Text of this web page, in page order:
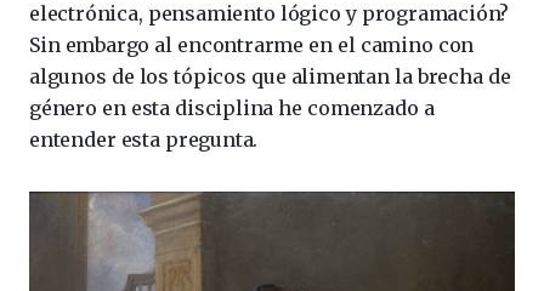
electrónica, pensamiento lógico y programación?
Sin embargo al encontrarme en el camino con
algunos de los tópicos que alimentan la brecha de
género en esta disciplina he comenzado a
entender esta pregunta.